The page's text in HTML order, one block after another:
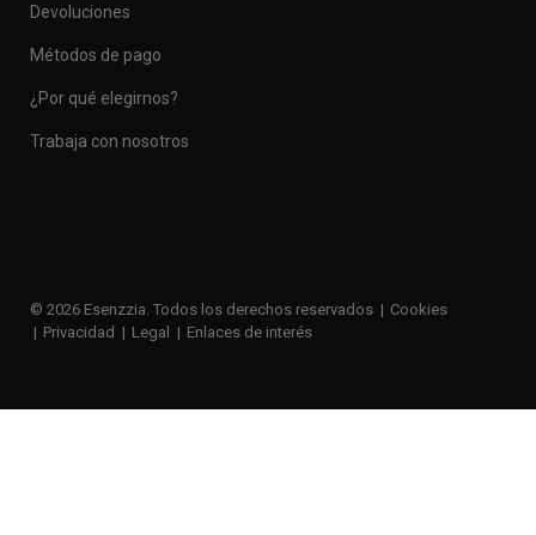
Devoluciones
Métodos de pago
¿Por qué elegirnos?
Trabaja con nosotros
© 2026 Esenzzia. Todos los derechos reservados
Cookies
Privacidad
Legal Enlaces de interés